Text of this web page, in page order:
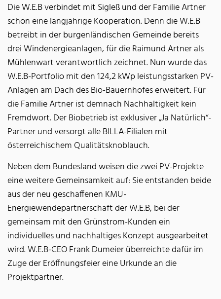
Die W.E.B verbindet mit Sigleß und der Familie Artner
schon eine langjährige Kooperation. Denn die W.E.B
betreibt in der burgenländischen Gemeinde bereits
drei Windenergieanlagen, für die Raimund Artner als
Mühlenwart verantwortlich zeichnet. Nun wurde das
W.E.B-Portfolio mit den 124,2 kWp leistungsstarken PV-
Anlagen am Dach des Bio-Bauernhofes erweitert. Für
die Familie Artner ist demnach Nachhaltigkeit kein
Fremdwort. Der Biobetrieb ist exklusiver „Ja Natürlich“-
Partner und versorgt alle BILLA-Filialen mit
österreichischem Qualitätsknoblauch.
Neben dem Bundesland weisen die zwei PV-Projekte
eine weitere Gemeinsamkeit auf: Sie entstanden beide
aus der neu geschaffenen KMU-
Energiewendepartnerschaft der W.E.B, bei der
gemeinsam mit den Grünstrom-Kunden ein
individuelles und nachhaltiges Konzept ausgearbeitet
wird. W.E.B-CEO Frank Dumeier überreichte dafür im
Zuge der Eröffnungsfeier eine Urkunde an die
Projektpartner.